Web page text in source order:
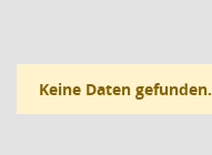
Keine Daten gefunden.